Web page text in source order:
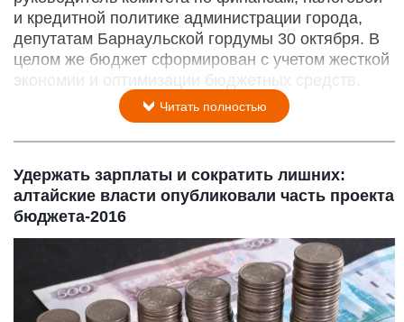
и кредитной политике администрации города,
депутатам Барнаульской гордумы 30 октября. В
целом же бюджет сформирован с учетом жесткой
экономии и оптимизации бюджетных средств.
Читать полностью
Удержать зарплаты и сократить лишних:
алтайские власти опубликовали часть проекта
бюджета-2016